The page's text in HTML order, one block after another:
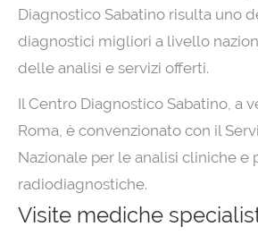
Diagnostico Sabatino risulta uno
diagnostici migliori a livello
delle analisi e servizi offerti.
Il Centro Diagnostico Sabatino, a
Roma, è convenzionato con il
Nazionale per le analisi cliniche e
radiodiagnostiche.
Visite mediche